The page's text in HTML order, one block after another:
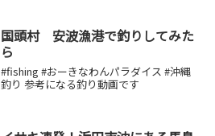
国頭村 安波漁港で釣りしてみた
ら
#fishing #おーきなわんパラダイス #沖縄
釣り 参考になる釣り動画です